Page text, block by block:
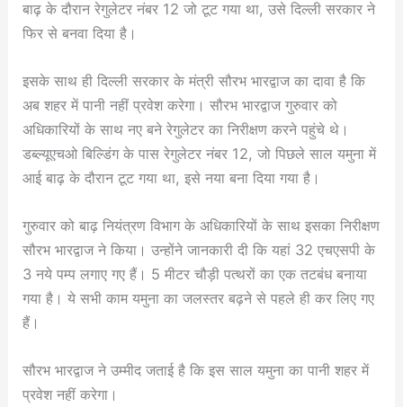
बाढ़ के दौरान रेगुलेटर नंबर 12 जो टूट गया था, उसे दिल्ली सरकार ने
फिर से बनवा दिया है।
इसके साथ ही दिल्ली सरकार के मंत्री सौरभ भारद्वाज का दावा है कि
अब शहर में पानी नहीं प्रवेश करेगा। सौरभ भारद्वाज गुरुवार को
अधिकारियों के साथ नए बने रेगुलेटर का निरीक्षण करने पहुंचे थे।
डब्ल्यूएचओ बिल्डिंग के पास रेगुलेटर नंबर 12, जो पिछले साल यमुना में
आई बाढ़ के दौरान टूट गया था, इसे नया बना दिया गया है।
गुरुवार को बाढ़ नियंत्रण विभाग के अधिकारियों के साथ इसका निरीक्षण
सौरभ भारद्वाज ने किया। उन्होंने जानकारी दी कि यहां 32 एचएसपी के
3 नये पम्प लगाए गए हैं। 5 मीटर चौड़ी पत्थरों का एक तटबंध बनाया
गया है। ये सभी काम यमुना का जलस्तर बढ़ने से पहले ही कर लिए गए
हैं।
सौरभ भारद्वाज ने उम्मीद जताई है कि इस साल यमुना का पानी शहर में
प्रवेश नहीं करेगा।